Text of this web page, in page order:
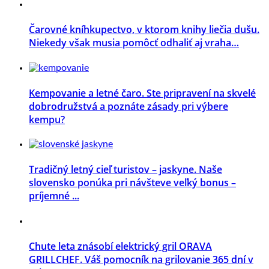
Čarovné kníhkupectvo, v ktorom knihy liečia dušu.
Niekedy však musia pomôcť odhaliť aj vraha…
Kempovanie a letné čaro. Ste pripravení na skvelé
dobrodružstvá a poznáte zásady pri výbere
kempu?
Tradičný letný cieľ turistov – jaskyne. Naše
slovensko ponúka pri návšteve veľký bonus –
príjemné ...
Chute leta znásobí elektrický gril ORAVA
GRILLCHEF. Váš pomocník na grilovanie 365 dní v